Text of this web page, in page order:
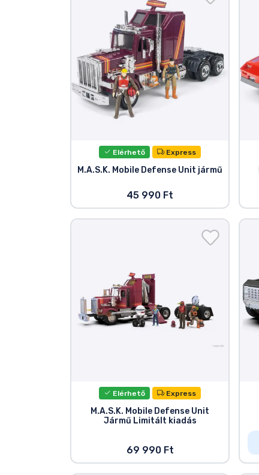
Elérhető Express
M.A.S.K. Mobile Defense Unit jármű
45 990 Ft
Elérhető Express
M.A.S.K. Mobile Defense Unit
Jármű Limitált kiadás
69 990 Ft
Szállítás és fizetés
Sorozatos cuccok
Filmes cuccok
Mesés cuccok
Animés cuccok
Sportos cuccok
Terméktípusok